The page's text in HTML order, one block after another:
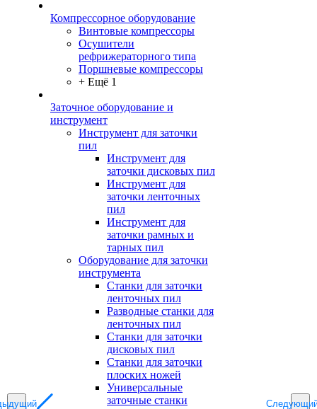
Компрессорное оборудование
Винтовые компрессоры
Осушители
рефрижераторного типа
Поршневые компрессоры
+ Ещё 1
Заточное оборудование и
инструмент
Инструмент для заточки
пил
Инструмент для
заточки дисковых пил
Инструмент для
заточки ленточных
пил
Инструмент для
заточки рамных и
тарных пил
Оборудование для заточки
инструмента
Станки для заточки
ленточных пил
Разводные станки для
ленточных пил
Станки для заточки
дисковых пил
Станки для заточки
плоских ножей
Универсальные
заточные станки